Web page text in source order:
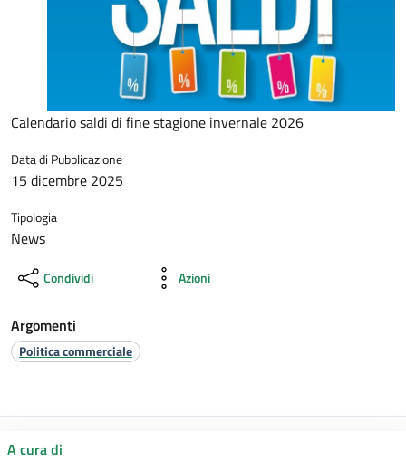
Calendario saldi di fine stagione invernale 2026
Data di Pubblicazione
15 dicembre 2025
Tipologia
News
Condividi Azioni
Argomenti
Politica commerciale
A cura di